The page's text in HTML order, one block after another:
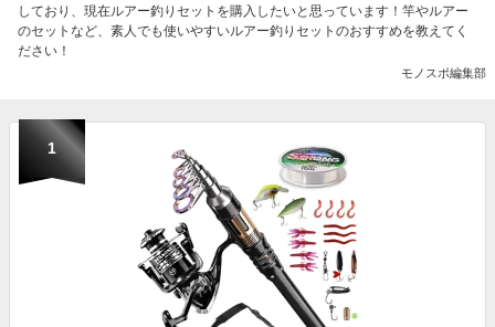
しており、現在ルアー釣りセットを購入したいと思っています！竿やルアー
のセットなど、素人でも使いやすいルアー釣りセットのおすすめを教えてく
ださい！
モノスポ編集部
1